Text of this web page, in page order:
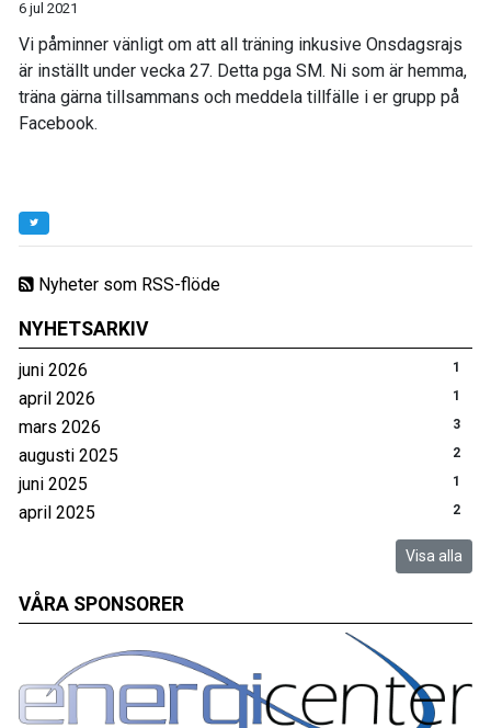
Nyheter som RSS-flöde
NYHETSARKIV
juni 2026 1
april 2026 1
mars 2026 3
augusti 2025 2
juni 2025 1
april 2025 2
Visa alla
6 jul 2021
Vi påminner vänligt om att all träning inkusive Onsdagsrajs
är inställt under vecka 27. Detta pga SM. Ni som är hemma,
träna gärna tillsammans och meddela tillfälle i er grupp på
Facebook.
VÅRA SPONSORER